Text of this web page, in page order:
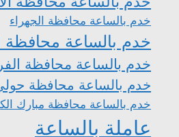
خدم بالساعة محافظة الجهراء
خدم بالساعة محافظة
خدم بالساعة محافظة
خدم بالساعة محافظة
خدم بالساعة محافظة مبارك
عاملة بالساعة